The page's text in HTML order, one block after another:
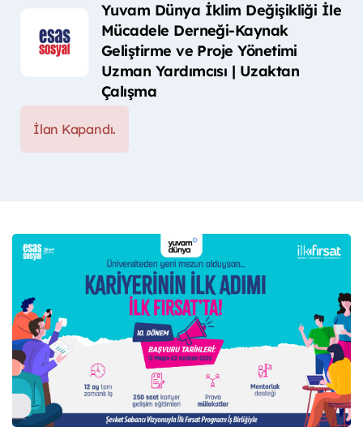
Yuvam Dünya İklim Değişikliği İle
Mücadele Derneği-Kaynak
Geliştirme ve Proje Yönetimi
Uzman Yardımcısı | Uzaktan
Çalışma
İlan Kapandı.